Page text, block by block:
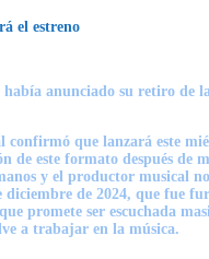
el estreno
anunciado su retiro de
que lanzará este
de este formato después de
y el productor
de 2024, que fue
promete ser escuchada
a trabajar en la música.